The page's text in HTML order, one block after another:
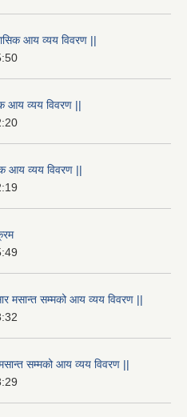
आय व्यय विवरण ||
आय व्यय विवरण ||
आय व्यय विवरण ||
सम्मको आय व्यय विवरण ||
सम्मको आय व्यय विवरण ||